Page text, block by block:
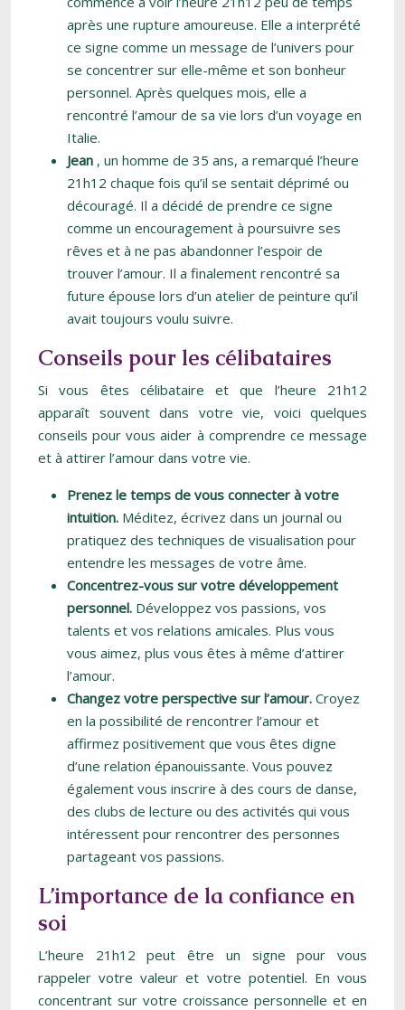
après une rupture amoureuse. Elle a interprété
ce signe comme un message de l’univers pour
se concentrer sur elle-même et son bonheur
personnel. Après quelques mois, elle a
rencontré l’amour de sa vie lors d’un voyage en
Italie.
Jean , un homme de 35 ans, a remarqué l’heure
21h12 chaque fois qu’il se sentait déprimé ou
découragé. Il a décidé de prendre ce signe
comme un encouragement à poursuivre ses
rêves et à ne pas abandonner l’espoir de
trouver l’amour. Il a finalement rencontré sa
future épouse lors d’un atelier de peinture qu’il
avait toujours voulu suivre.
Conseils pour les célibataires
Si vous êtes célibataire et que l’heure 21h12
apparaît souvent dans votre vie, voici quelques
conseils pour vous aider à comprendre ce message
et à attirer l’amour dans votre vie.
Prenez le temps de vous connecter à votre
intuition. Méditez, écrivez dans un journal ou
pratiquez des techniques de visualisation pour
entendre les messages de votre âme.
Concentrez-vous sur votre développement
personnel. Développez vos passions, vos
talents et vos relations amicales. Plus vous
vous aimez, plus vous êtes à même d’attirer
l’amour.
Changez votre perspective sur l’amour. Croyez
en la possibilité de rencontrer l’amour et
affirmez positivement que vous êtes digne
d’une relation épanouissante. Vous pouvez
également vous inscrire à des cours de danse,
des clubs de lecture ou des activités qui vous
intéressent pour rencontrer des personnes
partageant vos passions.
L’importance de la confiance en
soi
L’heure 21h12 peut être un signe pour vous
rappeler votre valeur et votre potentiel. En vous
concentrant sur votre croissance personnelle et en